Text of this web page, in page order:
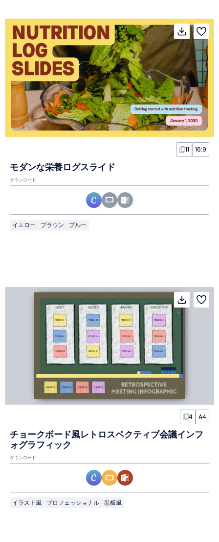
11 16:9
モダンな栄養ログスライド
ダウンロード
イエロー ブラウン ブルー
4 A4
チョークボード風レトロスペクティブ会議インフ
ォグラフィック
ダウンロード
イラスト風 プロフェッショナル 黒板風